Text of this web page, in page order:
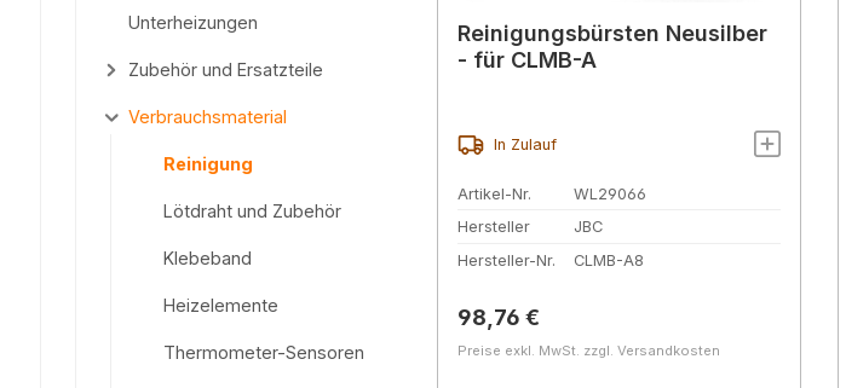
Unterheizungen
Zubehör und Ersatzteile
Verbrauchsmaterial
Reinigung
Lötdraht und Zubehör
Klebeband
Heizelemente
Thermometer-Sensoren
Reinigungsbürsten Neusilber
- für CLMB-A
In Zulauf
Artikel-Nr.
WL29066
Hersteller
JBC
Hersteller-Nr.
CLMB-A8
Regulärer Preis:
98,76 €
Preise exkl. MwSt. zzgl. Versandkosten